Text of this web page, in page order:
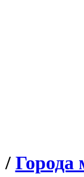
/ Города